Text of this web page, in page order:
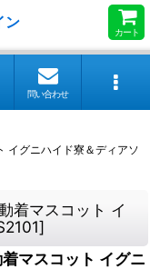
ン
カート
問い合わせ
イグニハイド寮＆ディアソ
着マスコット イ
]
マスコット イグニ